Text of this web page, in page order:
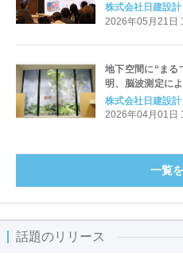
株式会社日建設計
2026年05月21日
地下空間に“まる
明、脳波測定に
証
株式会社日建設計
2026年04月01日
一覧
話題のリリース